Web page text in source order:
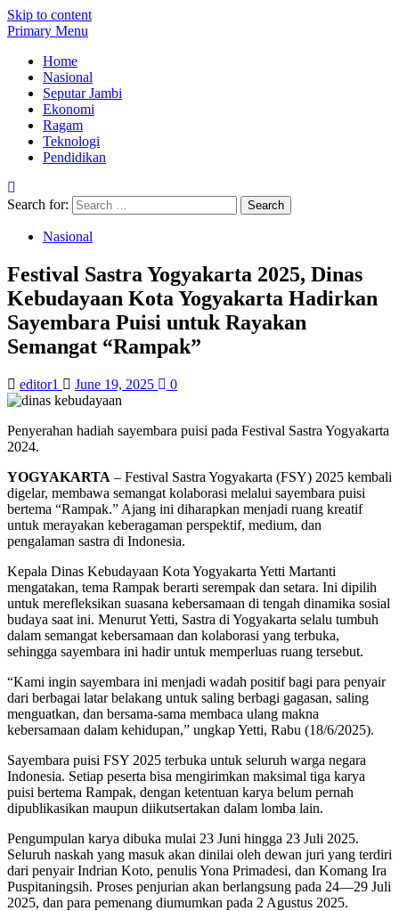
Skip to content
Primary Menu
Home
Nasional
Seputar Jambi
Ekonomi
Ragam
Teknologi
Pendidikan
Search for:
Nasional
Festival Sastra Yogyakarta 2025, Dinas
Kebudayaan Kota Yogyakarta Hadirkan
Sayembara Puisi untuk Rayakan
Semangat “Rampak”
editor1 June 19, 2025 0
Penyerahan hadiah sayembara puisi pada Festival Sastra Yogyakarta
2024.
YOGYAKARTA – Festival Sastra Yogyakarta (FSY) 2025 kembali
digelar, membawa semangat kolaborasi melalui sayembara puisi
bertema “Rampak.” Ajang ini diharapkan menjadi ruang kreatif
untuk merayakan keberagaman perspektif, medium, dan
pengalaman sastra di Indonesia.
Kepala Dinas Kebudayaan Kota Yogyakarta Yetti Martanti
mengatakan, tema Rampak berarti serempak dan setara. Ini dipilih
untuk merefleksikan suasana kebersamaan di tengah dinamika sosial
budaya saat ini. Menurut Yetti, Sastra di Yogyakarta selalu tumbuh
dalam semangat kebersamaan dan kolaborasi yang terbuka,
sehingga sayembara ini hadir untuk memperluas ruang tersebut.
“Kami ingin sayembara ini menjadi wadah positif bagi para penyair
dari berbagai latar belakang untuk saling berbagi gagasan, saling
menguatkan, dan bersama-sama membaca ulang makna
kebersamaan dalam kehidupan,” ungkap Yetti, Rabu (18/6/2025).
Sayembara puisi FSY 2025 terbuka untuk seluruh warga negara
Indonesia. Setiap peserta bisa mengirimkan maksimal tiga karya
puisi bertema Rampak, dengan ketentuan karya belum pernah
dipublikasikan maupun diikutsertakan dalam lomba lain.
Pengumpulan karya dibuka mulai 23 Juni hingga 23 Juli 2025.
Seluruh naskah yang masuk akan dinilai oleh dewan juri yang terdiri
dari penyair Indrian Koto, penulis Yona Primadesi, dan Komang Ira
Puspitaningsih. Proses penjurian akan berlangsung pada 24—29 Juli
2025, dan para pemenang diumumkan pada 2 Agustus 2025.